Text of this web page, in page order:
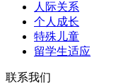
人际关系
个人成长
特殊儿童
留学生适应
联系我们